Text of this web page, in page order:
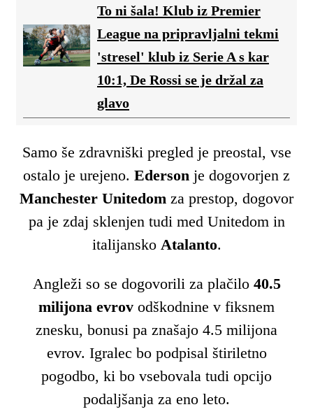
To ni šala! Klub iz Premier
League na pripravljalni tekmi
'stresel' klub iz Serie A s kar
10:1, De Rossi se je držal za
glavo
Samo še zdravniški pregled je preostal, vse
ostalo je urejeno. Ederson je dogovorjen z
Manchester Unitedom za prestop, dogovor
pa je zdaj sklenjen tudi med Unitedom in
italijansko Atalanto.
Angleži so se dogovorili za plačilo40.5
milijona evrov odškodnine v fiksnem
znesku, bonusi pa znašajo 4.5 milijona
evrov. Igralec bo podpisal štiriletno
pogodbo, ki bo vsebovala tudi opcijo
podaljšanja za eno leto.